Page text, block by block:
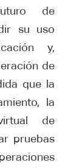
de
su uso
y,
de
que la
la
de
pruebas